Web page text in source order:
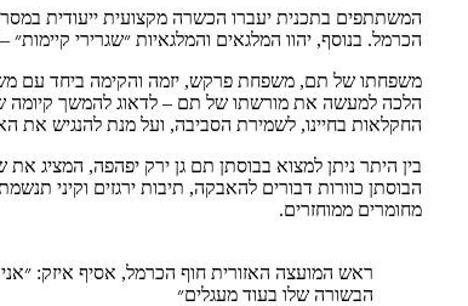
המשתתפים בתכנית יעברו הכשרה מקצועית ייעודית
הכרמל. בנוסף, יהוו המלגאים והמלגאיות ״שגרירי קיימות״ –
משפחתו של תם, משפחת פרקש, יזמה והקימה ביחד עם
הלכה למעשה את מורשתו של תם – לדאוג להמשך קיומה
החקלאות בחיינו, לשמירת הסביבה, ועל מנת להנגיש את
בין היתר ניתן למצוא בבוסתן תם גן ירק יפהפה, המציג את
הבוסתן כוורות דבורים להאבקה, תיבות ירגזים וקיני
מחומרים ממוחזרים.
ראש המועצה האזורית חוף הכרמל, אסיף איזק:
הבשורה שלו בעוד מעגלים״